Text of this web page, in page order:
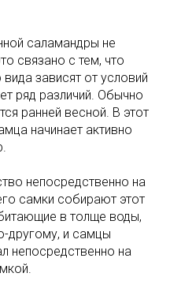
саламандры не
связано с тем, что
зависят от условий
ряд различий. Обычно
ранней весной. В этот
начинает активно
непосредственно на
самки собирают этот
в толще воды,
другому, и самцы
непосредственно на